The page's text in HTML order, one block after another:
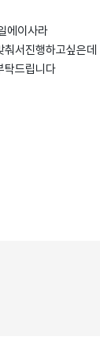
에이사라
춰서진행하고싶은데
탁드립니다